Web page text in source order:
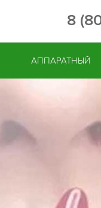
8
АППАРАТНЫЙ